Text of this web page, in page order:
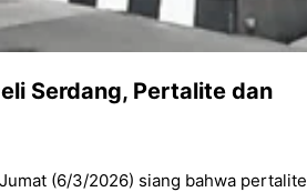
Serdang, Pertalite dan
(6/3/2026) siang bahwa pertalite